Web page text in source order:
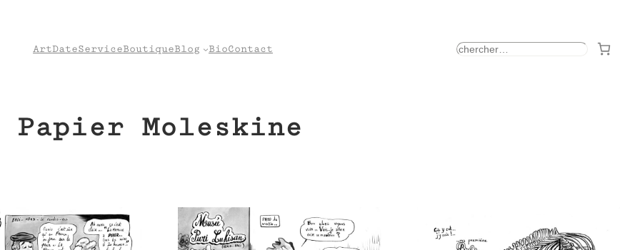
ArtDateServiceBoutiqueBlog BioContact rechercher
Papier Moleskine